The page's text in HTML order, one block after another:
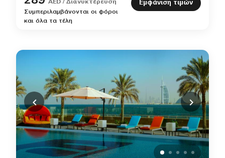
AED / Διανυκτέρευση
Συμπεριλαμβάνονται οι φόροι
και όλα τα τέλη
Εμφάνιση τιμών